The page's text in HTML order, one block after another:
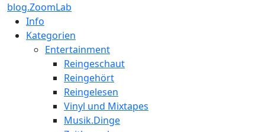
blog.ZoomLab
Info
Kategorien
Entertainment
Reingeschaut
Reingehört
Reingelesen
Vinyl und Mixtapes
Musik.Dinge